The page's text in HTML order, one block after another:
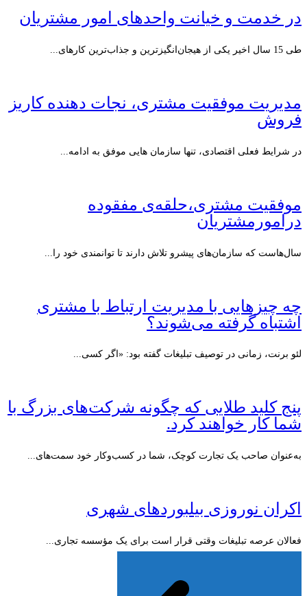
در خدمت و خیانت واحدهای امور مشتریان
طی 15 سال اخیر یکی از هیجان‌انگیزترین و جذاب‌ترین کارهای...
مدیریت موفقیت مشتری، نجات دهنده کاریز
فروش
در شرایط فعلی اقتصادی، تنها سازمان هایی موفق به ادامه...
موفقیت مشتری،حلقه‌ی مفقوده
درامورمشتریان
سال‌هاست که سازمان‌های پیشرو تلاش دارند تا توانمندی خود را...
چه چیزهایی با مدیریت ارتباط با مشتری
اشتباه گرفته می‌شوند؟
لئو برنت، زمانی در توصیف تبلیغات گفته بود: «اگر کسی...
پنج کلید طلایی که چگونه شرکت‌های بزرگ با
شما کار خواهند کرد.
به‌عنوان صاحب یک تجارت کوچک، شما در کسب‌وکار خود سمت‌های...
اکران نوروزی بیلبوردهای شهری
فعالان عرصه تبلیغات وقتی قرار است برای یک مؤسسه تجاری...